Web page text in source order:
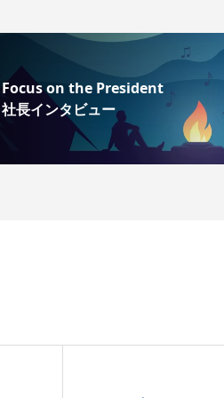
Focus on the President
社長インタビュー